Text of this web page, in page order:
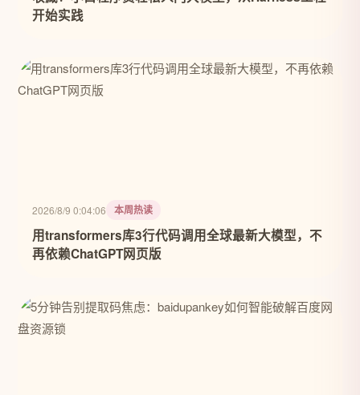
开始实践
2026/8/9 0:04:06 本周热读
用transformers库3行代码调用全球最新大模型，不
再依赖ChatGPT网页版